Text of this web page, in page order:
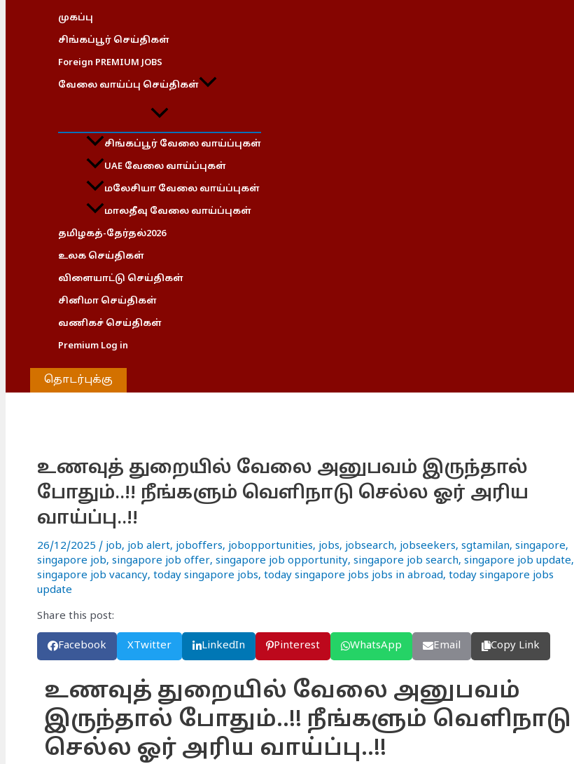
முகப்பு
சிங்கப்பூர் செய்திகள்
Foreign PREMIUM JOBS
வேலை வாய்ப்பு செய்திகள்
சிங்கப்பூர் வேலை வாய்ப்புகள்
UAE வேலை வாய்ப்புகள்
மலேசியா வேலை வாய்ப்புகள்
மாலதீவு வேலை வாய்ப்புகள்
தமிழகத்-தேர்தல்2026
உலக செய்திகள்
விளையாட்டு செய்திகள்
சினிமா செய்திகள்
வணிகச் செய்திகள்
Premium Log in
தொடர்புக்கு
உணவுத் துறையில் வேலை அனுபவம் இருந்தால்
போதும்..!! நீங்களும் வெளிநாடு செல்ல ஓர் அரிய
வாய்ப்பு..!!
26/12/2025 / job, job alert, joboffers, jobopportunities, jobs, jobsearch, jobseekers, sgtamilan, singapore,
singapore job, singapore job offer, singapore job opportunity, singapore job search, singapore job update,
singapore job vacancy, today singapore jobs, today singapore jobs jobs in abroad, today singapore jobs
update
Share this post:
Facebook XTwitter LinkedIn Pinterest WhatsApp Email Copy Link
உணவுத் துறையில் வேலை அனுபவம்
இருந்தால் போதும்..!! நீங்களும் வெளிநாடு
செல்ல ஓர் அரிய வாய்ப்பு..!!